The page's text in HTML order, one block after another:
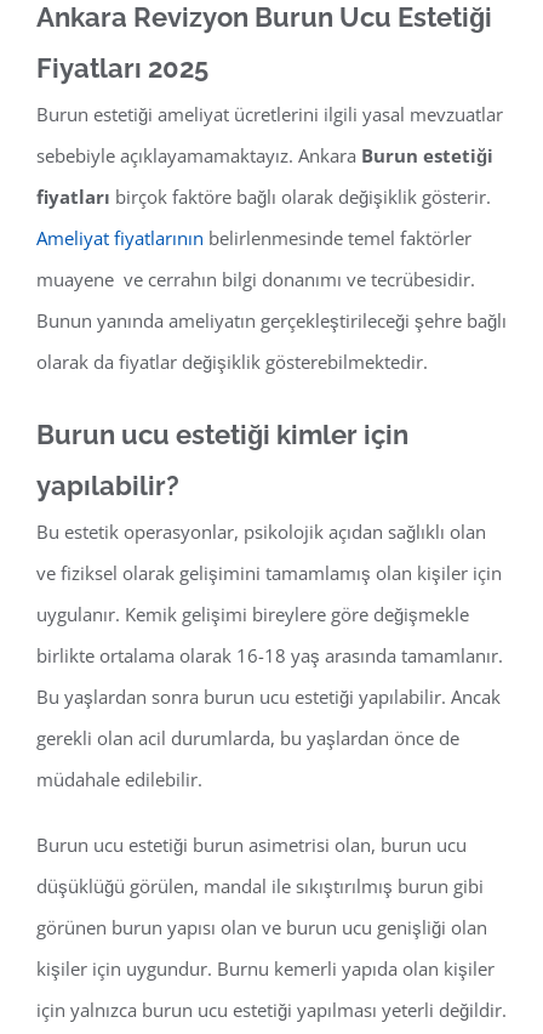
Ankara Revizyon Burun Ucu Estetiği
Fiyatları 2025
Burun estetiği ameliyat ücretlerini ilgili yasal mevzuatlar
sebebiyle açıklayamamaktayız. Ankara Burun estetiği
fiyatları birçok faktöre bağlı olarak değişiklik gösterir.
Ameliyat fiyatlarının belirlenmesinde temel faktörler
muayene ve cerrahın bilgi donanımı ve tecrübesidir.
Bunun yanında ameliyatın gerçekleştirileceği şehre bağlı
olarak da fiyatlar değişiklik gösterebilmektedir.
Burun ucu estetiği kimler için
yapılabilir?
Bu estetik operasyonlar, psikolojik açıdan sağlıklı olan
ve fiziksel olarak gelişimini tamamlamış olan kişiler için
uygulanır. Kemik gelişimi bireylere göre değişmekle
birlikte ortalama olarak 16-18 yaş arasında tamamlanır.
Bu yaşlardan sonra burun ucu estetiği yapılabilir. Ancak
gerekli olan acil durumlarda, bu yaşlardan önce de
müdahale edilebilir.
Burun ucu estetiği burun asimetrisi olan, burun ucu
düşüklüğü görülen, mandal ile sıkıştırılmış burun gibi
görünen burun yapısı olan ve burun ucu genişliği olan
kişiler için uygundur. Burnu kemerli yapıda olan kişiler
için yalnızca burun ucu estetiği yapılması yeterli değildir.